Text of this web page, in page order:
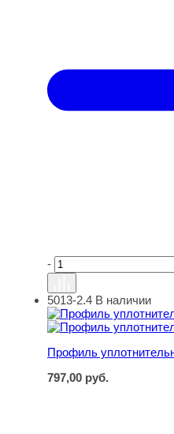
-
Профиль
5013-2.4 В наличии
Профиль
797,00 руб.